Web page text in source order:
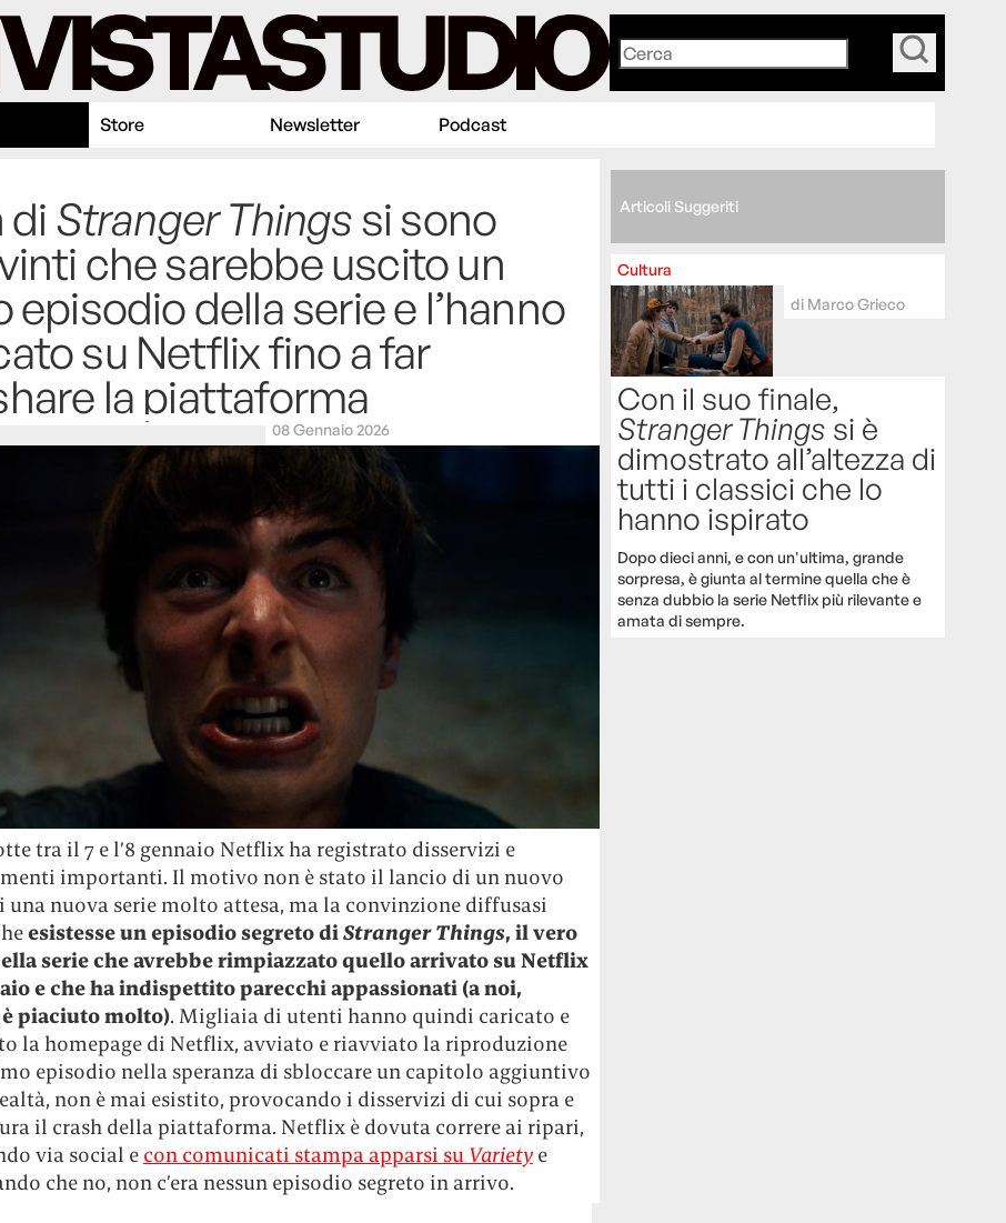
Store Newsletter Podcast
di Stranger Thingssi sono
che sarebbe uscito un
episodio della serie e l’hanno
su Netflix fino a far
la piattaforma
08 Gennaio 2026
tra il 7 e l’8 gennaio Netflix ha registrato disservizi e
importanti. Il motivo non è stato il lancio di un nuovo
una nuova serie molto attesa, ma la convinzione diffusasi
esistesse un episodio segreto diStranger Things, il vero
serie che avrebbe rimpiazzato quello arrivato su Netflix
e che ha indispettito parecchi appassionati (a noi,
piaciuto molto). Migliaia di utenti hanno quindi caricato e
la homepage di Netflix, avviato e riavviato la riproduzione
episodio nella speranza di sbloccare un capitolo aggiuntivo
non è mai esistito, provocando i disservizi di cui sopra e
il crash della piattaforma. Netflix è dovuta correre ai ripari,
via social e con comunicati stampa apparsi su Varietye
che no, non c’era nessun episodio segreto in arrivo.
Articoli Suggeriti
Cultura
di Marco Grieco
Con il suo finale,
Stranger Things si è
dimostrato all’altezza di
tutti i classici che lo
hanno ispirato
Dopo dieci anni, e con un'ultima, grande
sorpresa, è giunta al termine quella che è
senza dubbio la serie Netflix più rilevante e
amata di sempre.